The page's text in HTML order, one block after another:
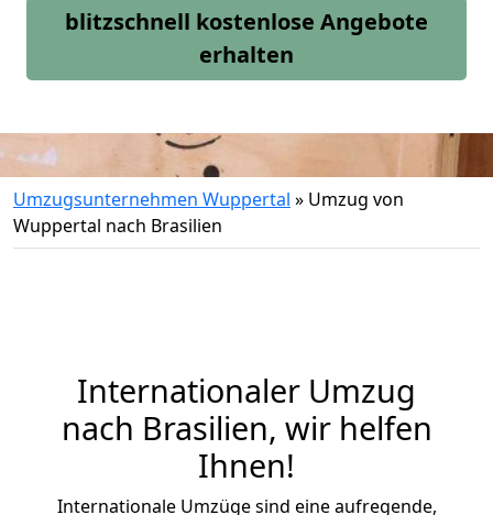
blitzschnell kostenlose Angebote
erhalten
Umzugsunternehmen Wuppertal » Umzug von
Wuppertal nach Brasilien
Internationaler Umzug
nach Brasilien, wir helfen
Ihnen!
Internationale Umzüge sind eine aufregende,